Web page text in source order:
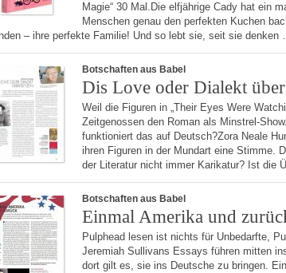
Magie“ 30 Mal.Die elfjährige Cady hat ein
Menschen genau den perfekten Kuchen
– ihre perfekte Familie! Und so lebt sie, seit sie denken
Botschaften aus Babel
Dis Love oder Dialekt
Weil die Figuren in „Their Eyes Were
Zeitgenossen den Roman als Minstrel-
funktioniert das auf Deutsch?Zora Neale
ihren Figuren in der Mundart eine Stimme.
der Literatur nicht immer Karikatur? Ist die
Botschaften aus Babel
Einmal Amerika und
Pulphead lesen ist nichts für Unbedarfte,
Jeremiah Sullivans Essays führen mitten
dort gilt es, sie ins Deutsche zu bringen.